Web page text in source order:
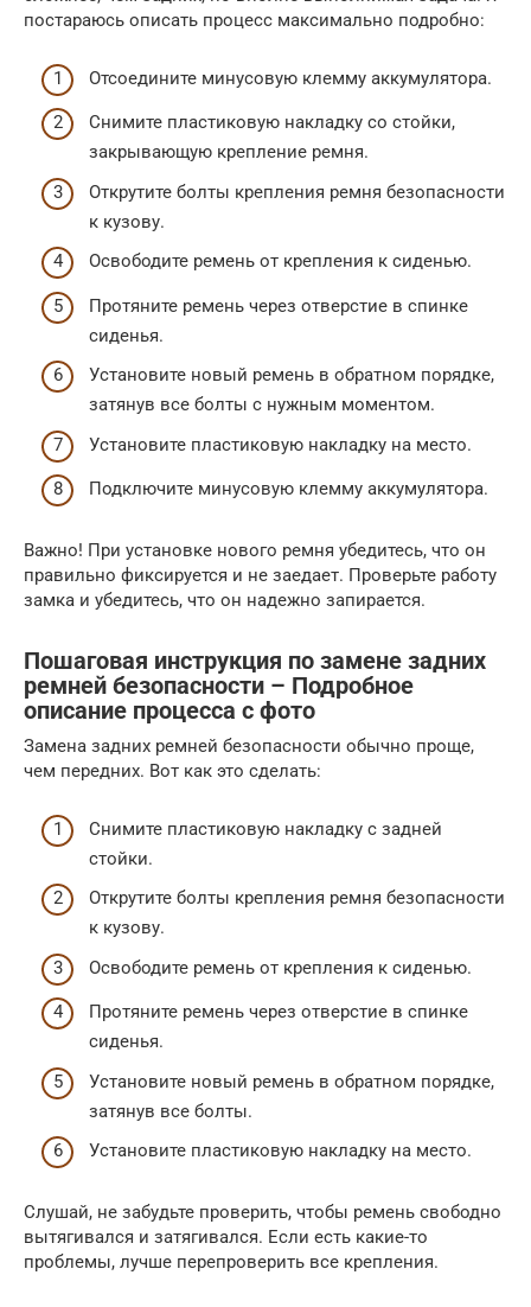
постараюсь описать процесс максимально подробно:
Отсоедините минусовую клемму аккумулятора.
Снимите пластиковую накладку со стойки,
закрывающую крепление ремня.
Открутите болты крепления ремня безопасности
к кузову.
Освободите ремень от крепления к сиденью.
Протяните ремень через отверстие в спинке
сиденья.
Установите новый ремень в обратном порядке,
затянув все болты с нужным моментом.
Установите пластиковую накладку на место.
Подключите минусовую клемму аккумулятора.
Важно! При установке нового ремня убедитесь, что он
правильно фиксируется и не заедает. Проверьте работу
замка и убедитесь, что он надежно запирается.
Пошаговая инструкция по замене задних
ремней безопасности – Подробное
описание процесса с фото
Замена задних ремней безопасности обычно проще,
чем передних. Вот как это сделать:
Снимите пластиковую накладку с задней
стойки.
Открутите болты крепления ремня безопасности
к кузову.
Освободите ремень от крепления к сиденью.
Протяните ремень через отверстие в спинке
сиденья.
Установите новый ремень в обратном порядке,
затянув все болты.
Установите пластиковую накладку на место.
Слушай, не забудьте проверить, чтобы ремень свободно
вытягивался и затягивался. Если есть какие-то
проблемы, лучше перепроверить все крепления.